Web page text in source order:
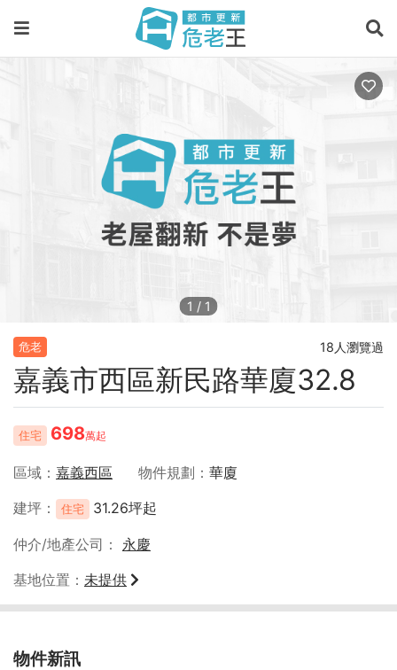
1 / 1
危老 18人瀏覽過
嘉義市西區新民路華廈32.8
住宅 698萬起
區域 嘉義西區 物件規劃
華廈
建坪
住宅 31.26坪起
仲介/地產公司
永慶
基地位置
未提供
物件新訊